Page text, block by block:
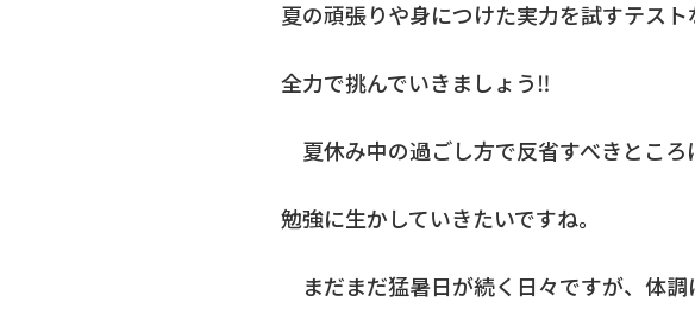
夏の頑張りや身につけた実力を試すテスト
全力で挑んでいきましょう‼
夏休み中の過ごし方で反省すべきとこ
勉強に生かしていきたいですね。
まだまだ猛暑日が続く日々ですが、体調